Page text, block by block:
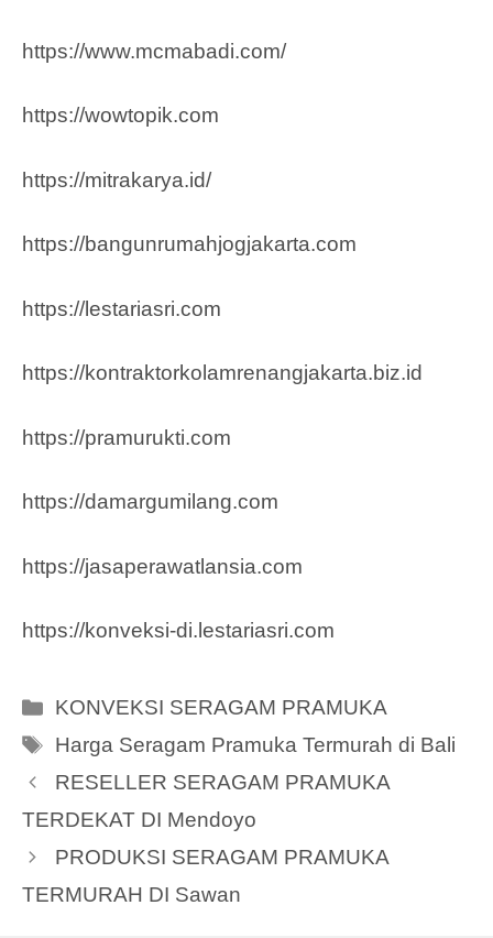
https://www.mcmabadi.com/
https://wowtopik.com
https://mitrakarya.id/
https://bangunrumahjogjakarta.com
https://lestariasri.com
https://kontraktorkolamrenangjakarta.biz.id
https://pramurukti.com
https://damargumilang.com
https://jasaperawatlansia.com
https://konveksi-di.lestariasri.com
Categories
KONVEKSI SERAGAM PRAMUKA
Tags
Harga Seragam Pramuka Termurah di Bali
RESELLER SERAGAM PRAMUKA
TERDEKAT DI Mendoyo
PRODUKSI SERAGAM PRAMUKA
TERMURAH DI Sawan